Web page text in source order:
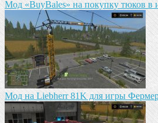
Мод «BuyBales» на покупку тюков в
Мод на Liebherr 81K для игры